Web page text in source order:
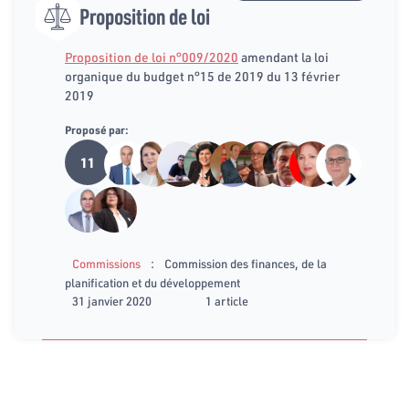
Proposition de loi
Proposition de loi n°009/2020 amendant la loi
organique du budget n°15 de 2019 du 13 février
2019
Proposé par:
11
Commissions :
Commission des finances, de la
planification et du développement
31 janvier 2020
1 article